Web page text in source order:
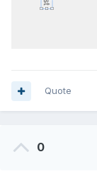
Quote
0